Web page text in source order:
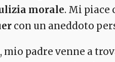
morale. Mi piace
con un aneddoto
padre venne a